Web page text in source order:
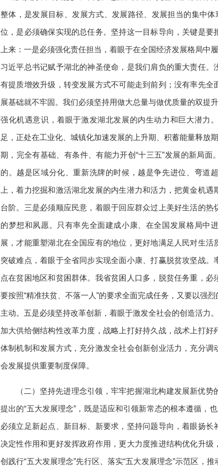
整体，是发展目标、发展方式、发展路径、发展担当的集中体
位，是必须确保实现的总任务。坚持这一目标导向，关键是
上来：一是必须强化责任担当，着眼于在全国经济发展格局中
习近平总书记赋予湖北的神圣使命，是我们肩负的重大责任
有提质增效升级，转变发展方式不可能走到前列；没有率先
展基础就不牢固。我们必须坚持用做大总量与做优质量的双提
强化机遇意识，着眼于激发湖北发展的内生动力和巨大潜力
足，正处在工业化、城镇化加速发展的上升期、积蓄能量释放
期，完全有基础、有条件、有能力开创“十三五”发展的新局
的。越是区域分化、重新洗牌的时候，越是争先进位、弯道
上，着力挖掘和激活湖北发展的内生潜力和活力，把黄金机
台阶。三是必须顺应民意，着眼于回应群众过上美好生活的
的梦想和夙愿。只有率先全面建成小康、在全国发展格局中
展，才能重塑湖北在全国应有的地位，更好地满足人民对生
突破难点，着眼于全省同步实现全面小康、打赢脱贫攻坚战
点在贫困地区和贫困群体。我省贫困人口多，脱贫任务重，
要按照“精准扶贫、不落一人”的要求全面完成任务，又要以强
主动。五是必须坚持改革创新，着眼于激发全社会的创造活力
加大供给侧结构性改革力度，战略上打好持久战，战术上打
体制机制和发展方式，充分激发全社会创新创业活力，充分
会发展提供重要制度保障。
（二）坚持先进理念引领，牢牢把握湖北构建发展新优
提出的“五大发展理念”，既是适应和引领新常态的根本遵循，
必须立足新起点、新目标、新要求，坚持问题导向，着眼扬
决定性作用和更好发挥政府作用，更大力度推进结构优化升
创践行“五大发展理念”先行区、落实“五大发展理念”示范区，